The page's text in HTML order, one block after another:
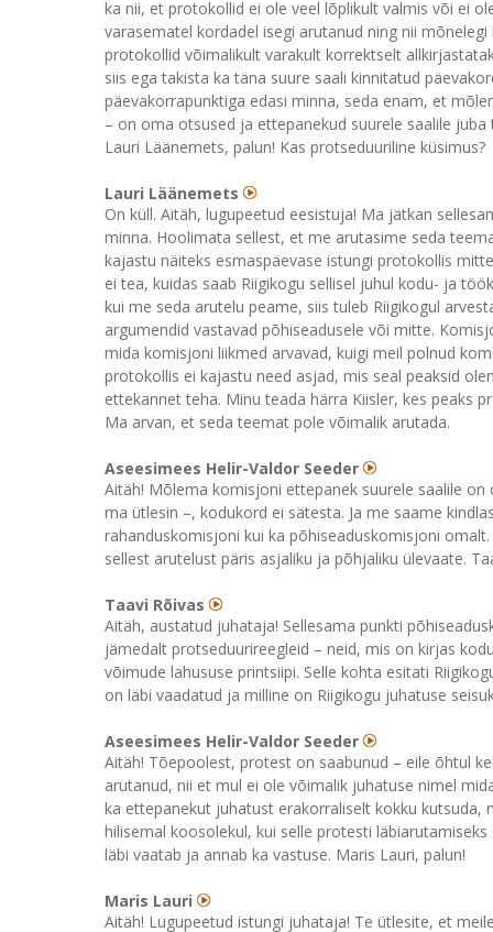
ka nii, et protokollid ei ole veel lõplikult valmis või ei
varasematel kordadel isegi arutanud ning nii
protokollid võimalikult varakult korrektselt
siis ega takista ka täna suure saali kinnitatud
päevakorrapunktiga edasi minna, seda enam, et
– on oma otsused ja ettepanekud suurele saalile juba
Lauri Läänemets, palun! Kas protseduuriline küsimus?
Lauri Läänemets
On küll. Aitäh, lugupeetud eesistuja! Ma jätkan
minna. Hoolimata sellest, et me arutasime seda
kajastu näiteks esmaspäevase istungi protokollis
ei tea, kuidas saab Riigikogu sellisel juhul kodu- ja
kui me seda arutelu peame, siis tuleb Riigikogul
argumendid vastavad põhiseadusele või mitte.
mida komisjoni liikmed arvavad, kuigi meil polnud
protokollis ei kajastu need asjad, mis seal peaksid
ettekannet teha. Minu teada härra Kiisler, kes peaks
Ma arvan, et seda teemat pole võimalik arutada.
Aseesimees Helir-Valdor Seeder
Aitäh! Mõlema komisjoni ettepanek suurele saalile
ma ütlesin –, kodukord ei sätesta. Ja me saame
rahanduskomisjoni kui ka põhiseaduskomisjoni
sellest arutelust päris asjaliku ja põhjaliku ülevaate.
Taavi Rõivas
Aitäh, austatud juhataja! Sellesama punkti
jämedalt protseduurireegleid – neid, mis on kirjas
võimude lahususe printsiipi. Selle kohta esitati
on läbi vaadatud ja milline on Riigikogu juhatuse
Aseesimees Helir-Valdor Seeder
Aitäh! Tõepoolest, protest on saabunud – eile õhtul
arutanud, nii et mul ei ole võimalik juhatuse nimel
ka ettepanekut juhatust erakorraliselt kokku
hilisemal koosolekul, kui selle protesti
läbi vaatab ja annab ka vastuse. Maris Lauri, palun!
Maris Lauri
Aitäh! Lugupeetud istungi juhataja! Te ütlesite, et